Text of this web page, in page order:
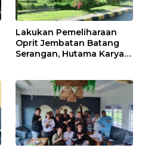
Lakukan Pemeliharaan
Oprit Jembatan Batang
Serangan, Hutama Karya